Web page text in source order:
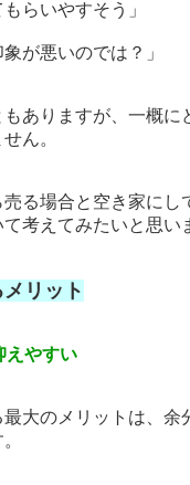
らいやすそう」
が悪いのでは？」
ありますが、一概に
ん。
る場合と空き家にし
考えてみたいと思い
リット
えやすい
大のメリットは、余